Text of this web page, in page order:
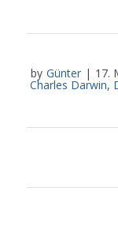
by Günter | 17.
Charles Darwin,